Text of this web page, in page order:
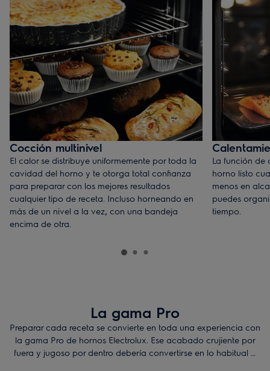
Cocción multinivel
El calor se distribuye uniformemente por toda la
cavidad del horno y te otorga total confianza
para preparar con los mejores resultados
cualquier tipo de receta. Incluso horneando en
más de un nivel a la vez, con una bandeja
encima de otra.
La función de
horno listo
menos en
puedes
tiempo.
La gama Pro
Preparar cada receta se convierte en toda una experiencia con
la gama Pro de hornos Electrolux. Ese acabado crujiente por
fuera y jugoso por dentro debería convertirse en lo habitual a